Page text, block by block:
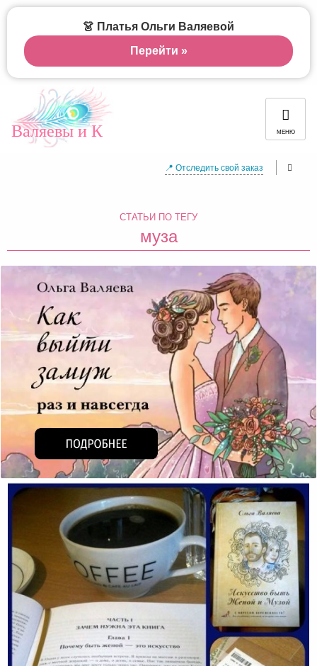
Валяевы и К МЕНЮ
📍 Отследить свой заказ
СТАТЬИ ПО ТЕГУ
муза
👗 Платья Ольги Валяевой
Перейти »